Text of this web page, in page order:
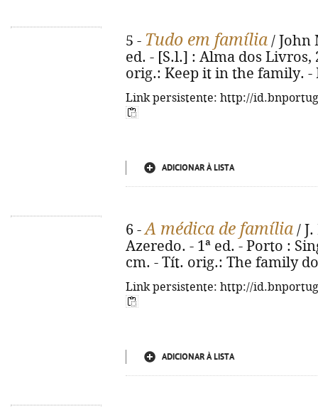
5 - Tudo em família / John
ed. - [S.l.] : Alma dos Livros,
orig.: Keep it in the family. -
Link persistente: http://
ADICIONAR À LISTA
6 -A médica de família /
Azeredo. - 1ª ed. - Porto :
cm. - Tít. orig.: The family
Link persistente: http://
ADICIONAR À LISTA